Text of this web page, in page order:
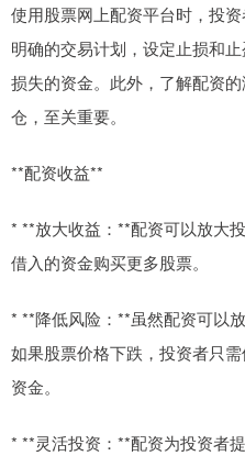
使用股票网上配资平台时，投
明确的交易计划，设定止损和
损失的资金。此外，了解配资
仓，至关重要。
**配资收益**
* **放大收益：**配资可以放大
借入的资金购买更多股票。
* **降低风险：**虽然配资可以
如果股票价格下跌，投资者只
资金。
* **灵活投资：**配资为投资者